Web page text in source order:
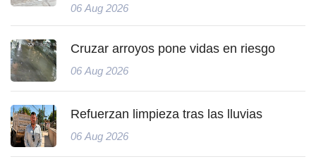
06 Aug 2026
Cruzar arroyos pone vidas en riesgo
06 Aug 2026
Refuerzan limpieza tras las lluvias
06 Aug 2026